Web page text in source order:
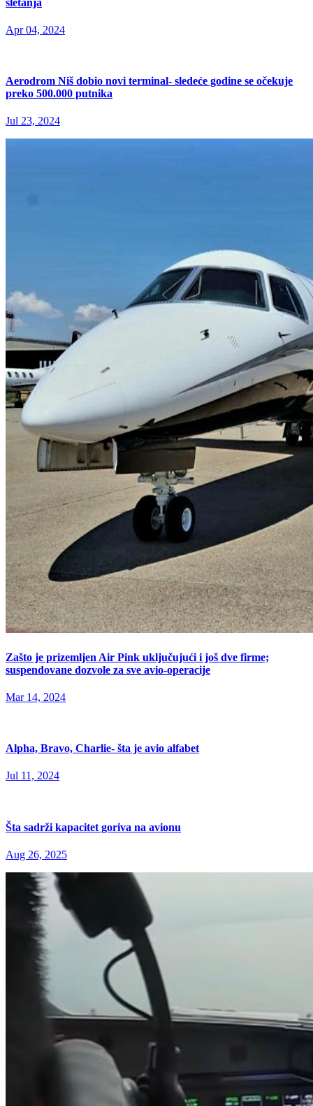
Apr 04, 2024
Aerodrom Niš dobio novi terminal- sledeće godine se očekuje
preko 500.000 putnika
Jul 23, 2024
Zašto je prizemljen Air Pink uključujući i još dve firme;
suspendovane dozvole za sve avio-operacije
Mar 14, 2024
Alpha, Bravo, Charlie- šta je avio alfabet
Jul 11, 2024
Šta sadrži kapacitet goriva na avionu
Aug 26, 2025